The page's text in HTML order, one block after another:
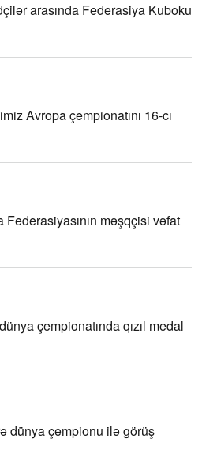
arasında Federasiya Kuboku
Avropa çempionatını 16-cı
məşqçisi vəfat
çempionatında qızıl medal
dünya çempionu ilə görüş